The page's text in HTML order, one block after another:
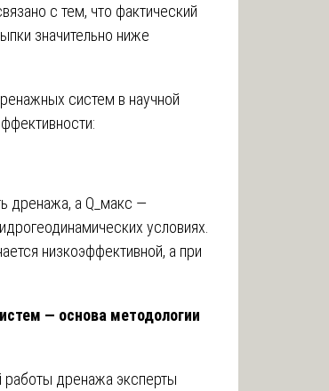
с тем, что фактический
значительно ниже
систем в научной
дренажа, а Q_макс —
условиях.
низкоэффективной, а при
— основа методологии
работы дренажа эксперты